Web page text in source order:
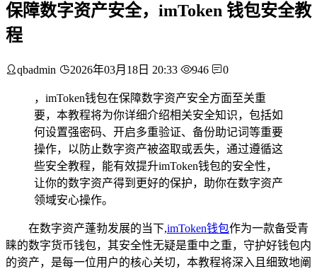
保障数字资产安全，imToken 钱包安全教
程
qbadmin 2026年03月18日 20:33 946 0
，imToken钱包在保障数字资产安全方面至关重
要，本教程将为你详细介绍相关安全知识，包括如
何设置强密码、开启多重验证、备份助记词等重要
操作，以防止数字资产被盗取或丢失，通过遵循这
些安全教程，能有效提升imToken钱包的安全性，
让你的数字资产得到更好的保护，助你在数字资产
领域安心操作。
在数字资产蓬勃发展的当下,imToken钱包作为一款备受青
睐的数字货币钱包，其安全性无疑是重中之重，守护好钱包内
的资产，是每一位用户的核心关切，本教程将深入且细致地阐